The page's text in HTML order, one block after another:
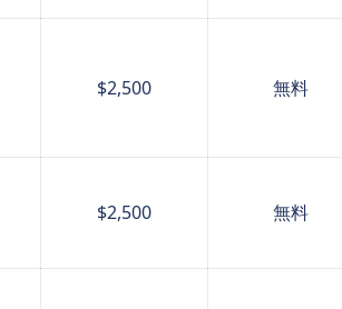
$2,500 無料
$2,500 無料